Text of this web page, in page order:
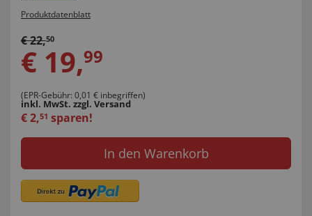
Produktdatenblatt
€22,50
€ 19,99
(EPR-Gebühr: 0,01 € inbegriffen)
inkl. MwSt. zzgl. Versand
€2,51 sparen!
In den Warenkorb